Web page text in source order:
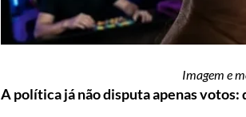
Imagem e
A política já não disputa apenas votos: